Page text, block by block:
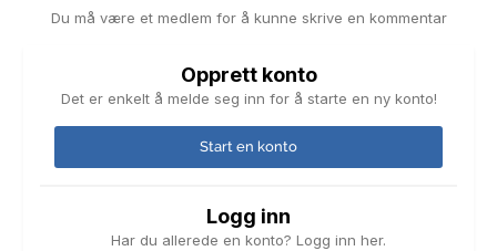
Du må være et medlem for å kunne skrive en kommentar
Opprett konto
Det er enkelt å melde seg inn for å starte en ny konto!
Start en konto
Logg inn
Har du allerede en konto? Logg inn her.